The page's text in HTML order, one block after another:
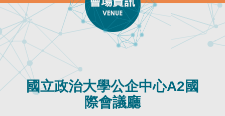
國立政治大學公企中心A2國
際會議廳